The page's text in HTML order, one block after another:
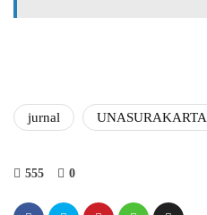
jurnal UNASURAKARTA
555 0